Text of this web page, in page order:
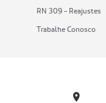
RN 309 - Reajustes
Trabalhe Conosco